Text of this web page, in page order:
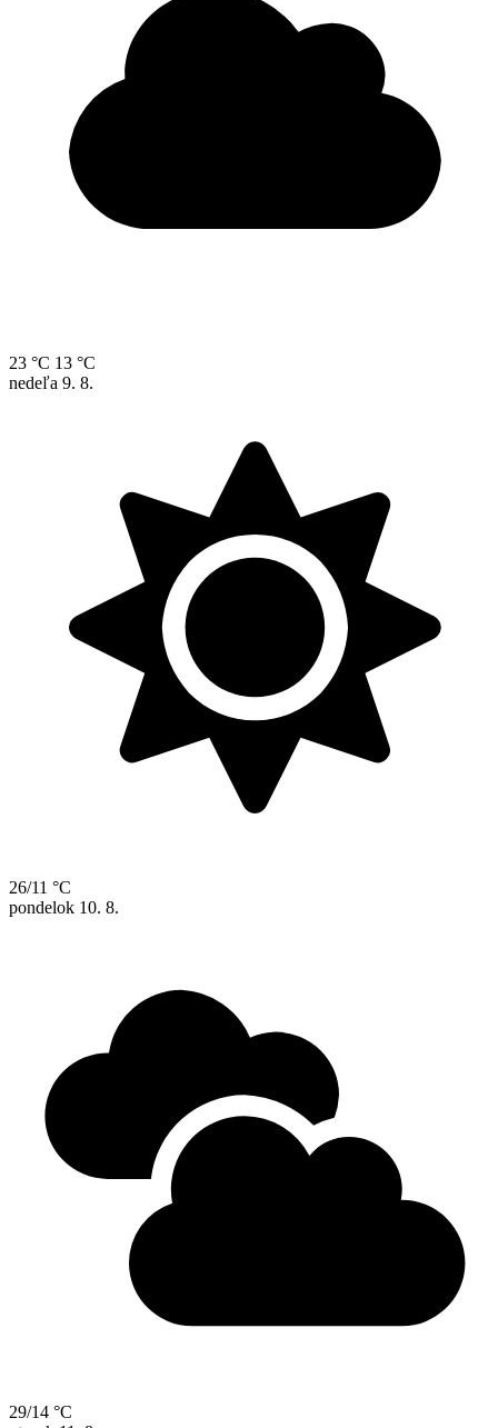
23 °C 13 °C
nedeľa 9. 8.
26/11 °C
pondelok 10. 8.
29/14 °C